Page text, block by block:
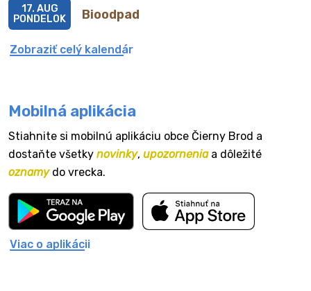
Bioodpad
17. AUG
PONDELOK
Zobraziť celý kalendár
Mobilná aplikácia
Stiahnite si mobilnú aplikáciu obce Čierny Brod a
dostaňte všetky novinky, upozorneniaa dôležité
oznamydo vrecka.
Viac o aplikácii